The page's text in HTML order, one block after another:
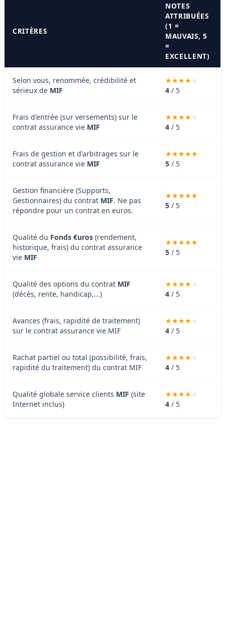
CRITÈRES
NOTES
ATTRIBUÉES
(1 =
MAUVAIS, 5
=
EXCELLENT)
Selon vous, renommée, crédibilité et
sérieux de MIF 4 / 5
Frais d'entrée (sur versements) sur le
contrat assurance vie MIF 4 / 5
Frais de gestion et d'arbitrages sur le
contrat assurance vie MIF 5 / 5
Gestion financière (Supports,
Gestionnaires) du contrat MIF. Ne pas
répondre pour un contrat en euros.
5 / 5
Qualité du Fonds €uros (rendement,
historique, frais) du contrat assurance
vie MIF
5 / 5
Qualité des options du contrat MIF
(décès, rente, handicap,...)
4 / 5
Avances (frais, rapidité de traitement)
sur le contrat assurance vie MIF
4 / 5
Rachat partiel ou total (possibilité, frais,
rapidité du traitement) du contrat MIF
4 / 5
Qualité globale service clients MIF (site
Internet inclus)
4 / 5